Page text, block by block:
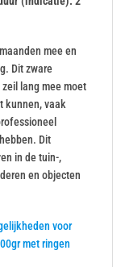
mee en
Dit zware
lang mee moet
kunnen, vaak
Dit
in de tuin-,
en objecten
voor
met ringen